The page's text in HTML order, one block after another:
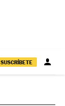
SUSCRÍBETE